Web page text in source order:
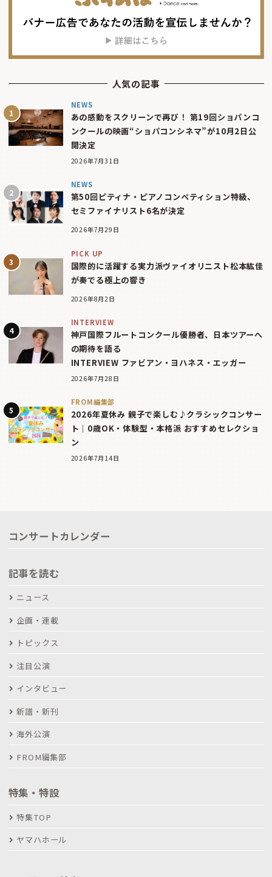
人気の記事
NEWS
あの感動をスクリーンで再び！ 第19回ショパンコ
ンクールの映画“ショパコンシネマ”が10月2日公
開決定
2026年7月31日
NEWS
第50回ピティナ・ピアノコンペティション特級、
セミファイナリスト6名が決定
2026年7月29日
PICK UP
国際的に活躍する実力派ヴァイオリニスト松本紘佳
が奏でる極上の響き
2026年8月2日
INTERVIEW
神戸国際フルートコンクール優勝者、日本ツアーへ
の期待を語る
INTERVIEW ファビアン・ヨハネス・エッガー
2026年7月28日
FROM編集部
2026年夏休み 親子で楽しむ♪クラシックコンサー
ト｜0歳OK・体験型・本格派 おすすめセレクショ
ン
2026年7月14日
コンサートカレンダー
記事を読む
ニュース
企画・連載
トピックス
注目公演
インタビュー
新譜・新刊
海外公演
FROM編集部
特集・特設
特集TOP
ヤマハホール